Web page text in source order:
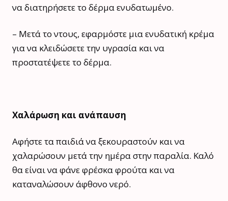
να διατηρήσετε το δέρμα ενυδατωμένο.
– Μετά το ντους, εφαρμόστε μια ενυδατική κρέμα
για να κλειδώσετε την υγρασία και να
προστατέψετε το δέρμα.
Χαλάρωση και ανάπαυση
Αφήστε τα παιδιά να ξεκουραστούν και να
χαλαρώσουν μετά την ημέρα στην παραλία. Καλό
θα είναι να φάνε φρέσκα φρούτα και να
καταναλώσουν άφθονο νερό.